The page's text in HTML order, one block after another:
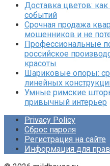
Доставка цветов:
событий
Срочная продажа
мошенников и не
Профессиональные
российское
красоты
Шариковые опоры:
линейных
Умные римские
привычный интерьер
Privacy Policy
Сброс пароля
Регистрация на сайте
Информация для